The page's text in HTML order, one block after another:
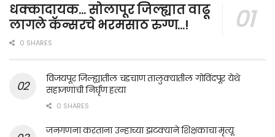
धक्कादायक… सोलापूर जिल्ह्यात वाढू
लागले कॅन्सरचे भरमसाठ रुग्ण…!
0 SHARES
विजयपूर जिल्ह्यातील चडचाण तालुक्यातील गोविंदपूर येथे
सहाजणांची निर्घृण हत्या
0 SHARES
जनगणना करताना उन्हाच्या झटक्याने शिक्षकाचा मृत्यू